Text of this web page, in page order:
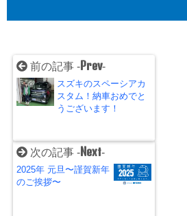
前の記事 -Prev-
スズキのスペーシアカ
スタム！納車おめでと
うございます！
次の記事 -Next-
2025年 元旦〜謹賀新年
のご挨拶〜